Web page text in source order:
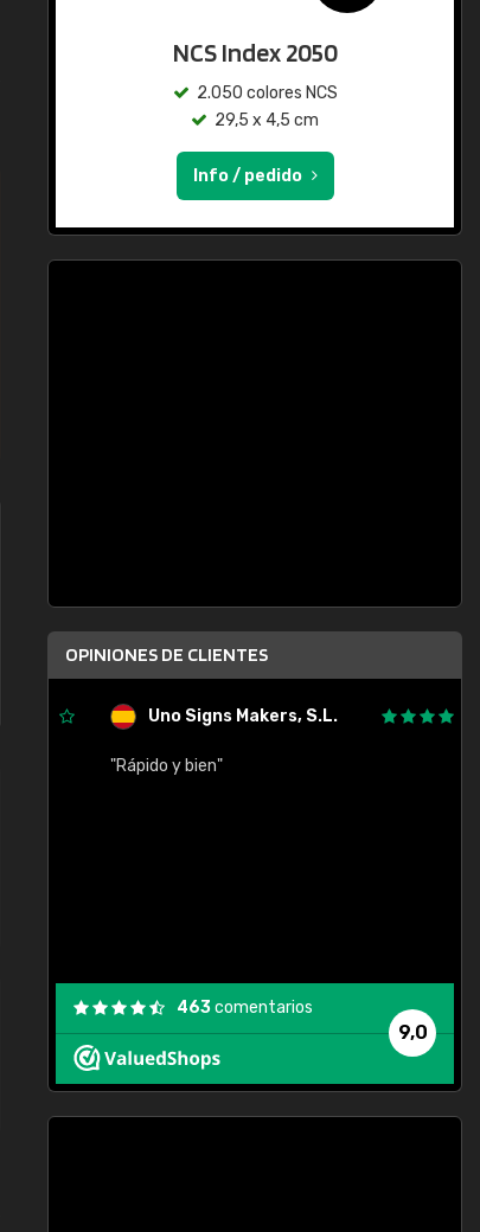
NCS Index 2050
2.050 colores NCS
29,5 x 4,5 cm
Info / pedido
OPINIONES DE CLIENTES
Uno Signs Makers, S.L.
"Rápido y bien"
9,0
463comentarios